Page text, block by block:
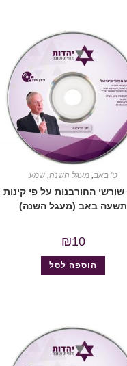
ט' באב, מעגל השנה, שמע
278 שורשי החורבנות על פי קינות
תשעה באב (מעגל השנה)
₪10
הוספה לסל